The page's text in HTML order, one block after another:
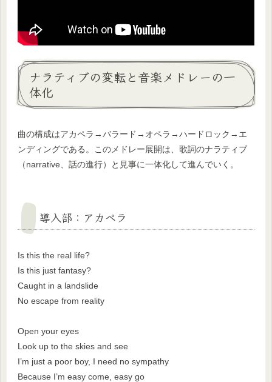
ナラティブの変転と音楽メドレーの一
体化
曲の構成はアカペラ→バラード→オペラ→ハードロック→エ
ンディングである。このメドレー展開は、歌詞のナラティブ
（narrative、話の進行）と見事に一体化して進んでいく。
導入部：アカペラ
Is this the real life?
Is this just fantasy?
Caught in a landslide
No escape from reality
Open your eyes
Look up to the skies and see
I’m just a poor boy, I need no sympathy
Because I’m easy come, easy go